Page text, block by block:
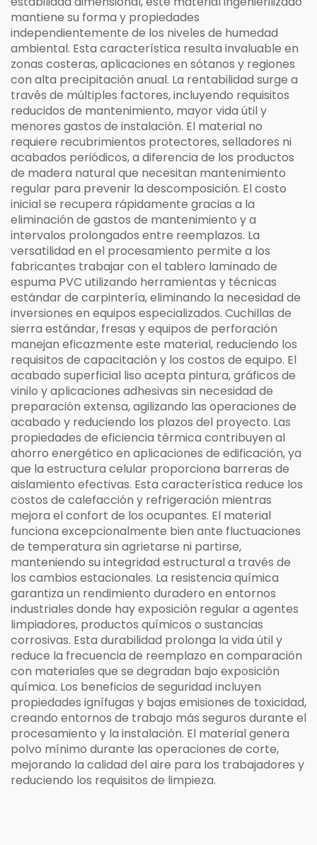
mantiene su forma y propiedades
independientemente de los niveles de humedad
ambiental. Esta característica resulta invaluable en
zonas costeras, aplicaciones en sótanos y regiones
con alta precipitación anual. La rentabilidad surge a
través de múltiples factores, incluyendo requisitos
reducidos de mantenimiento, mayor vida útil y
menores gastos de instalación. El material no
requiere recubrimientos protectores, selladores ni
acabados periódicos, a diferencia de los productos
de madera natural que necesitan mantenimiento
regular para prevenir la descomposición. El costo
inicial se recupera rápidamente gracias a la
eliminación de gastos de mantenimiento y a
intervalos prolongados entre reemplazos. La
versatilidad en el procesamiento permite a los
fabricantes trabajar con el tablero laminado de
espuma PVC utilizando herramientas y técnicas
estándar de carpintería, eliminando la necesidad de
inversiones en equipos especializados. Cuchillas de
sierra estándar, fresas y equipos de perforación
manejan eficazmente este material, reduciendo los
requisitos de capacitación y los costos de equipo. El
acabado superficial liso acepta pintura, gráficos de
vinilo y aplicaciones adhesivas sin necesidad de
preparación extensa, agilizando las operaciones de
acabado y reduciendo los plazos del proyecto. Las
propiedades de eficiencia térmica contribuyen al
ahorro energético en aplicaciones de edificación, ya
que la estructura celular proporciona barreras de
aislamiento efectivas. Esta característica reduce los
costos de calefacción y refrigeración mientras
mejora el confort de los ocupantes. El material
funciona excepcionalmente bien ante fluctuaciones
de temperatura sin agrietarse ni partirse,
manteniendo su integridad estructural a través de
los cambios estacionales. La resistencia química
garantiza un rendimiento duradero en entornos
industriales donde hay exposición regular a agentes
limpiadores, productos químicos o sustancias
corrosivas. Esta durabilidad prolonga la vida útil y
reduce la frecuencia de reemplazo en comparación
con materiales que se degradan bajo exposición
química. Los beneficios de seguridad incluyen
propiedades ignífugas y bajas emisiones de toxicidad,
creando entornos de trabajo más seguros durante el
procesamiento y la instalación. El material genera
polvo mínimo durante las operaciones de corte,
mejorando la calidad del aire para los trabajadores y
reduciendo los requisitos de limpieza.